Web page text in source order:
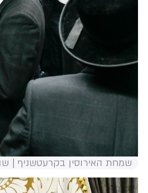
שמחת האירוסין בקרעטשניף |